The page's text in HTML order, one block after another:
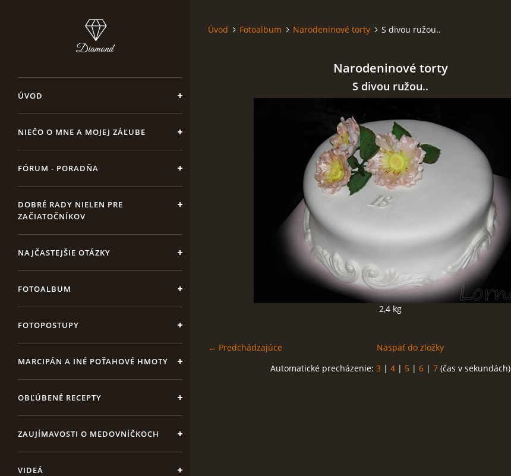
ÚVOD
NIEČO O MNE A MOJEJ ZÁĽUBE
FÓRUM - PORADŇA
DOBRÉ RADY NIELEN PRE
ZAČIATOČNÍKOV
NAJČASTEJŠIE OTÁZKY
FOTOALBUM
FOTOPOSTUPY
MARCIPÁN A INÉ POŤAHOVÉ HMOTY
OBĽÚBENÉ RECEPTY
ZAUJÍMAVOSTI O MEDOVNÍČKOCH
VIDEÁ
Úvod Fotoalbum Narodeninové torty S divou ružou..
Narodeninové torty
S divou ružou..
2,4 kg
← Predchádzajúce
Naspäť do zložky
Automatické precházenie: 3 | 4 | 5 | 6 | 7 (čas v sekundách)